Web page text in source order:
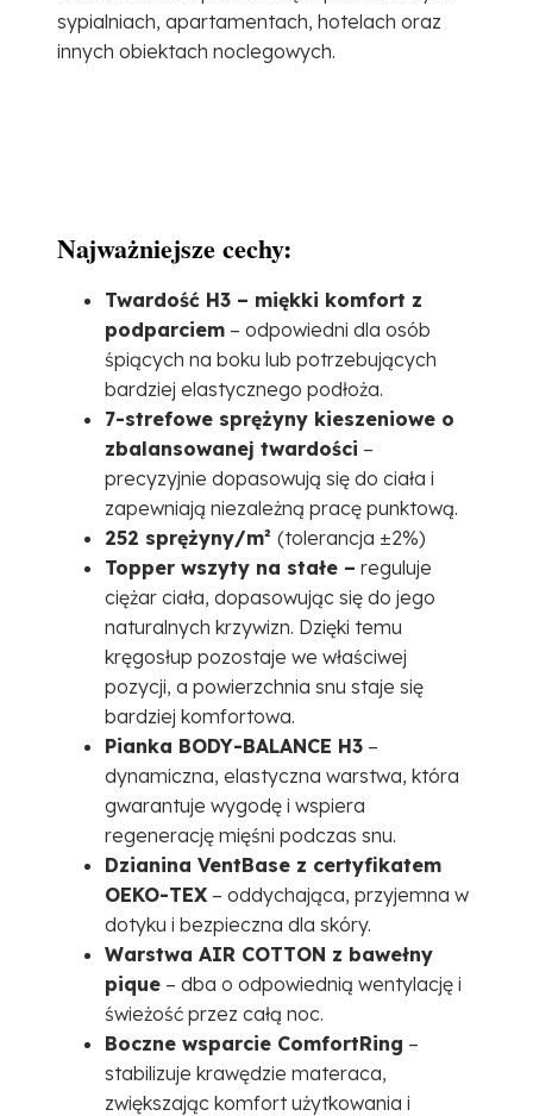
sypialniach, apartamentach, hotelach oraz
innych obiektach noclegowych.
Najważniejsze cechy:
Twardość H3 – miękki komfort z
podparciem – odpowiedni dla osób
śpiących na boku lub potrzebujących
bardziej elastycznego podłoża.
7-strefowe sprężyny kieszeniowe o
zbalansowanej twardości –
precyzyjnie dopasowują się do ciała i
zapewniają niezależną pracę punktową.
252 sprężyny/m² (tolerancja ±2%)
Topper wszyty na stałe – reguluje
ciężar ciała, dopasowując się do jego
naturalnych krzywizn. Dzięki temu
kręgosłup pozostaje we właściwej
pozycji, a powierzchnia snu staje się
bardziej komfortowa.
Pianka BODY-BALANCE H3 –
dynamiczna, elastyczna warstwa, która
gwarantuje wygodę i wspiera
regenerację mięśni podczas snu.
Dzianina VentBase z certyfikatem
OEKO-TEX – oddychająca, przyjemna w
dotyku i bezpieczna dla skóry.
Warstwa AIR COTTON z bawełny
pique – dba o odpowiednią wentylację i
świeżość przez całą noc.
Boczne wsparcie ComfortRing –
stabilizuje krawędzie materaca,
zwiększając komfort użytkowania i